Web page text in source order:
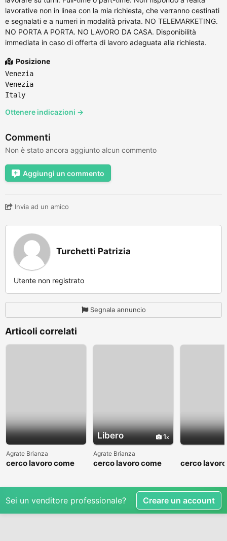
lavorative non in linea con la mia richiesta, che verranno cestinati
e segnalati e a numeri in modalità privata. NO TELEMARKETING.
NO PORTA A PORTA. NO LAVORO DA CASA. Disponibilità
immediata in caso di offerta di lavoro adeguata alla richiesta.
Posizione
Venezia
Venezia
Italy
Ottenere indicazioni →
Commenti
Non è stato ancora aggiunto alcun commento
Aggiungi un commento
Invia ad un amico
Turchetti Patrizia
Utente non registrato
Segnala annuncio
Articoli correlati
Agrate Brianza
cerco lavoro come
Libero 1
Agrate Brianza
cerco lavoro come
cerco
Sei un venditore professionale? Creare un account